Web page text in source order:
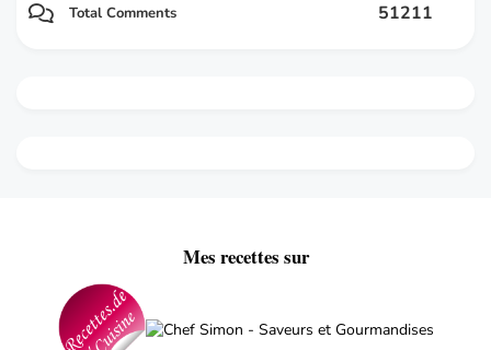
Total Comments 51211
Mes recettes sur